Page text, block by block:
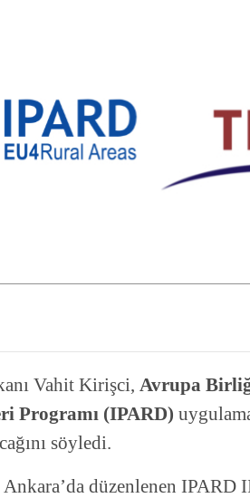
Vahit Kirişci, Avrupa
Programı (IPARD)
söyledi.
düzenlenen IPARD